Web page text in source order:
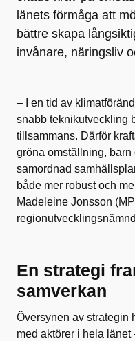
länets förmåga att
bättre skapa
invånare, näringsliv
– I en tid av
snabb teknikutveckling
tillsammans. Därför
gröna omställning,
samordnad
både mer robust och
Madeleine Jonsson
En strategi
samverkan
Översynen av strategin
med aktörer i hela länet